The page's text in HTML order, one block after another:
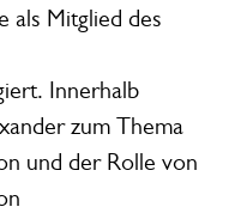
als Mitglied des
Innerhalb
zum Thema
und der Rolle von